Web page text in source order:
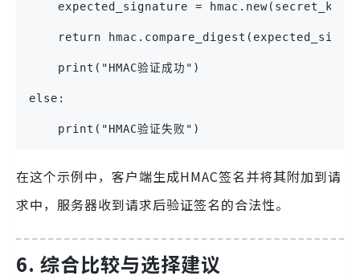
expected_signature =
return
    print("HMAC验证成功")
else:
    print("HMAC验证失败")
在这个示例中，客户端生成HMAC签名并将其附加到请
求中，服务器收到请求后验证签名的合法性。
6. 综合比较与选择建议